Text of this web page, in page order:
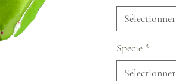
Sélectionner
Specie *
Sélectionner